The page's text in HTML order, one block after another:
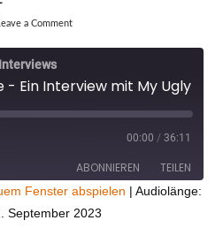
a Comment
00:00 / 36:11
ABONNIEREN TEILEN
Fenster abspielen |Audiolänge:
September 2023